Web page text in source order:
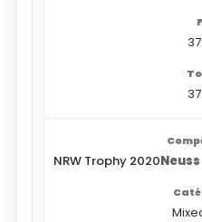
NRW Trophy 2020Neuss